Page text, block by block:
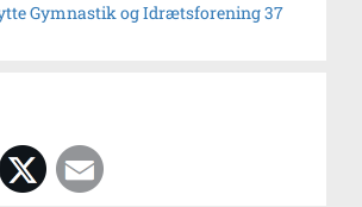
Gymnastik og Idrætsforening 37